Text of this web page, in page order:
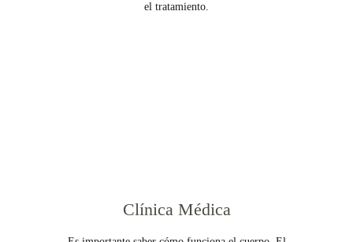
Clínica Médica
el tratamiento.